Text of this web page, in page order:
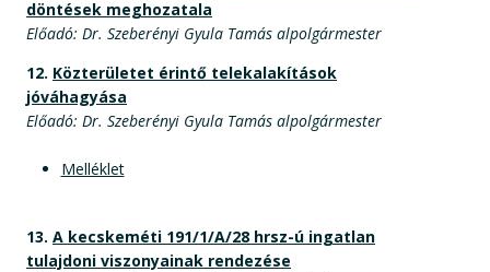
döntések meghozatala
Előadó: Dr. Szeberényi Gyula Tamás alpolgármester
12. Közterületet érintő telekalakítások
jóváhagyása
Előadó: Dr. Szeberényi Gyula Tamás alpolgármester
Melléklet
13. A kecskeméti 191/1/A/28 hrsz-ú ingatlan
tulajdoni viszonyainak rendezése